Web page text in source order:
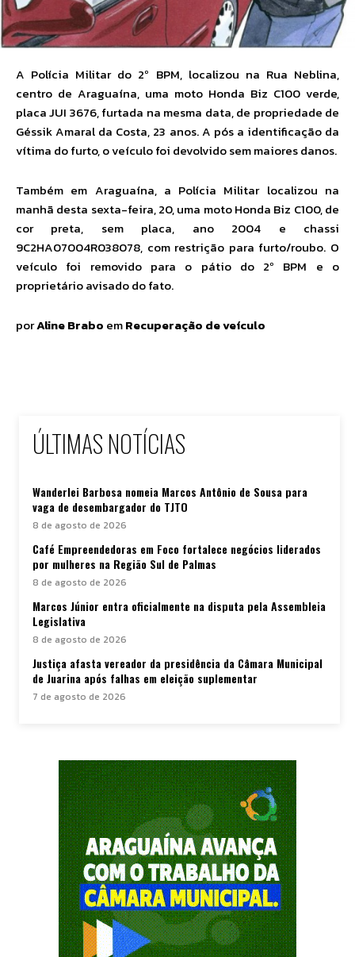
A Polícia Militar do 2º BPM, localizou na Rua Neblina,
centro de Araguaína, uma moto Honda Biz C100 verde,
placa JUI 3676, furtada na mesma data, de propriedade de
Géssik Amaral da Costa, 23 anos. A pós a identificação da
vítima do furto, o veículo foi devolvido sem maiores danos.
Também em Araguaína, a Polícia Militar localizou na
manhã desta sexta-feira, 20, uma moto Honda Biz C100, de
cor preta, sem placa, ano 2004 e chassi
9C2HA07004R038078, com restrição para furto/roubo. O
veículo foi removido para o pátio do 2º BPM e o
proprietário avisado do fato.
porAline Brabo emRecuperação de veículo
ÚLTIMAS NOTÍCIAS
Wanderlei Barbosa nomeia Marcos Antônio de Sousa para
vaga de desembargador do TJTO
8 de agosto de 2026
Café Empreendedoras em Foco fortalece negócios liderados
por mulheres na Região Sul de Palmas
8 de agosto de 2026
Marcos Júnior entra oficialmente na disputa pela Assembleia
Legislativa
8 de agosto de 2026
Justiça afasta vereador da presidência da Câmara Municipal
de Juarina após falhas em eleição suplementar
7 de agosto de 2026